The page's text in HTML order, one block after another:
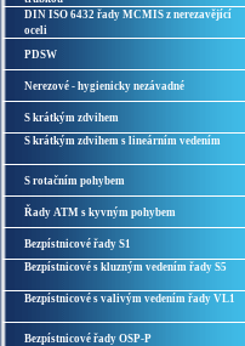
DIN ISO 6432 řady MCMIS z nerezavějící
oceli
PDSW
Nerezové - hygienicky nezávadné
S krátkým zdvihem
S krátkým zdvihem s lineárním vedením
S rotačním pohybem
Řady ATM s kyvným pohybem
Bezpístnicové řady S1
Bezpístnicové s kluzným vedením řady S5
Bezpístnicové s valivým vedením řady VL1
Bezpístnicové řady OSP-P